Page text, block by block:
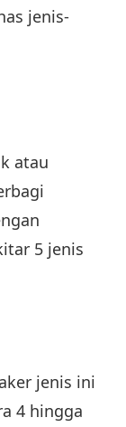
jenis-
atau
5 jenis
jenis ini
4 hingga